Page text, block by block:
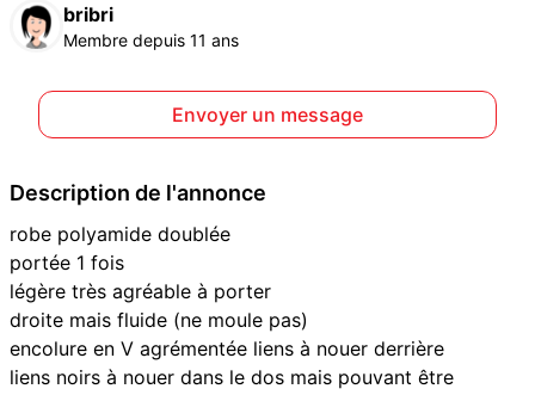
bribri
Membre depuis 11 ans
Envoyer un message
Description de l'annonce
robe polyamide doublée
portée 1 fois
légère très agréable à porter
droite mais fluide (ne moule pas)
encolure en V agrémentée liens à nouer derrière
liens noirs à nouer dans le dos mais pouvant être